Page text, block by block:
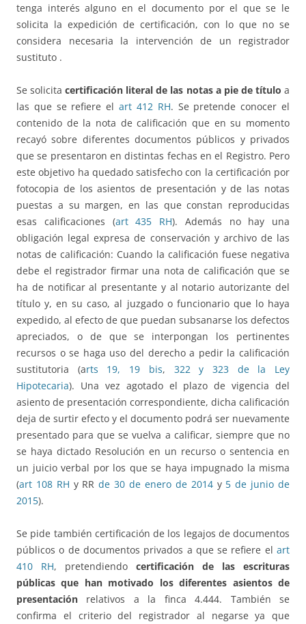
tenga interés alguno en el documento por el que se le
solicita la expedición de certificación, con lo que no se
considera necesaria la intervención de un registrador
sustituto .
Se solicita certificación literal de las notas a pie de título a
las que se refiere elart 412 RH. Se pretende conocer el
contenido de la nota de calificación que en su momento
recayó sobre diferentes documentos públicos y privados
que se presentaron en distintas fechas en el Registro. Pero
este objetivo ha quedado satisfecho con la certificación por
fotocopia de los asientos de presentación y de las notas
puestas a su margen, en las que constan reproducidas
esas calificaciones (art 435 RH). Además no hay una
obligación legal expresa de conservación y archivo de las
notas de calificación: Cuando la calificación fuese negativa
debe el registrador firmar una nota de calificación que se
ha de notificar al presentante y al notario autorizante del
título y, en su caso, al juzgado o funcionario que lo haya
expedido, al efecto de que puedan subsanarse los defectos
apreciados, o de que se interpongan los pertinentes
recursos o se haga uso del derecho a pedir la calificación
sustitutoria (arts 19, 19 bis, 322 y 323 de la Ley
Hipotecaria). Una vez agotado el plazo de vigencia del
asiento de presentación correspondiente, dicha calificación
deja de surtir efecto y el documento podrá ser nuevamente
presentado para que se vuelva a calificar, siempre que no
se haya dictado Resolución en un recurso o sentencia en
un juicio verbal por los que se haya impugnado la misma
(art 108 RH y RRde 30 de enero de 2014 y 5 de junio de
2015).
Se pide también certificación de los legajos de documentos
públicos o de documentos privados a que se refiere el art
410 RH, pretendiendo certificación de las escrituras
públicas que han motivado los diferentes asientos de
presentación relativos a la finca 4.444. También se
confirma el criterio del registrador al negarse ya que